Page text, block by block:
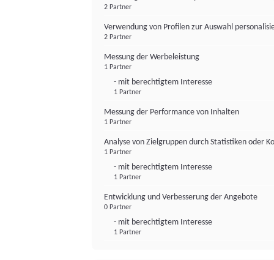
2 Partner
Verwendung von Profilen zur Auswahl
2 Partner
Messung der Werbeleistung
1 Partner
- mit berechtigtem Interesse
1 Partner
Messung der Performance von Inhalten
1 Partner
Analyse von Zielgruppen durch Statistiken oder
1 Partner
- mit berechtigtem Interesse
1 Partner
Entwicklung und Verbesserung der Angebote
0 Partner
- mit berechtigtem Interesse
1 Partner